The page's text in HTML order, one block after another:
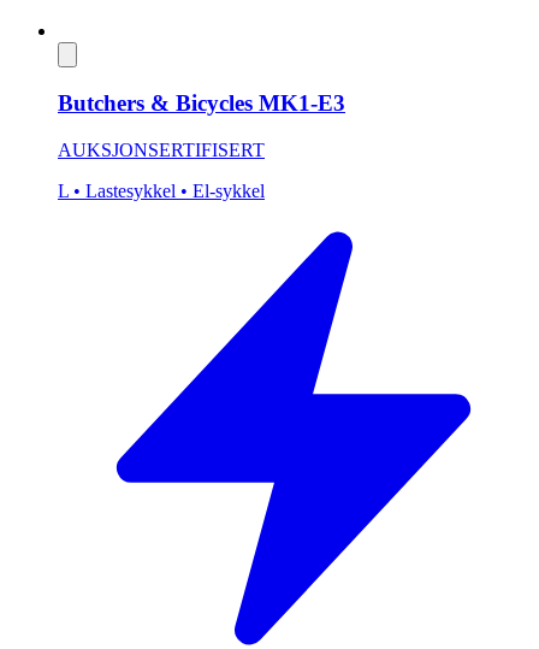
Butchers & Bicycles MK1-E3
AUKSJONSERTIFISERT
L • Lastesykkel • El-sykkel